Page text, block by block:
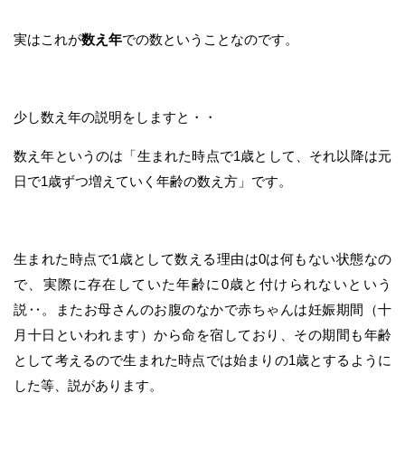
実はこれが数え年での数ということなのです。
少し数え年の説明をしますと・・
数え年というのは「生まれた時点で1歳として、それ以降は元
日で1歳ずつ増えていく年齢の数え方」です。
生まれた時点で1歳として数える理由は0は何もない状態なの
で、実際に存在していた年齢に0歳と付けられないという
説‥。またお母さんのお腹のなかで赤ちゃんは妊娠期間（十
月十日といわれます）から命を宿しており、その期間も年齢
として考えるので生まれた時点では始まりの1歳とするように
した等、説があります。